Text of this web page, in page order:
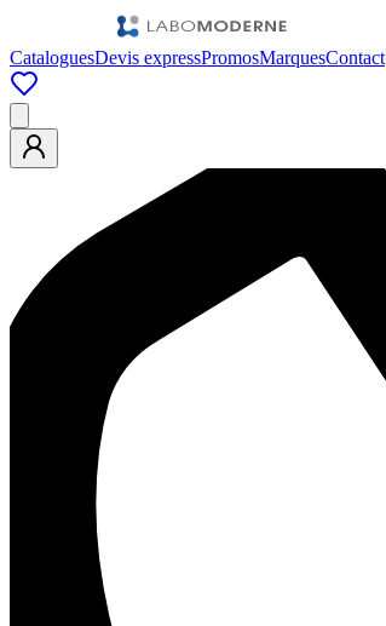
CataloguesDevis expressPromosMarquesContact